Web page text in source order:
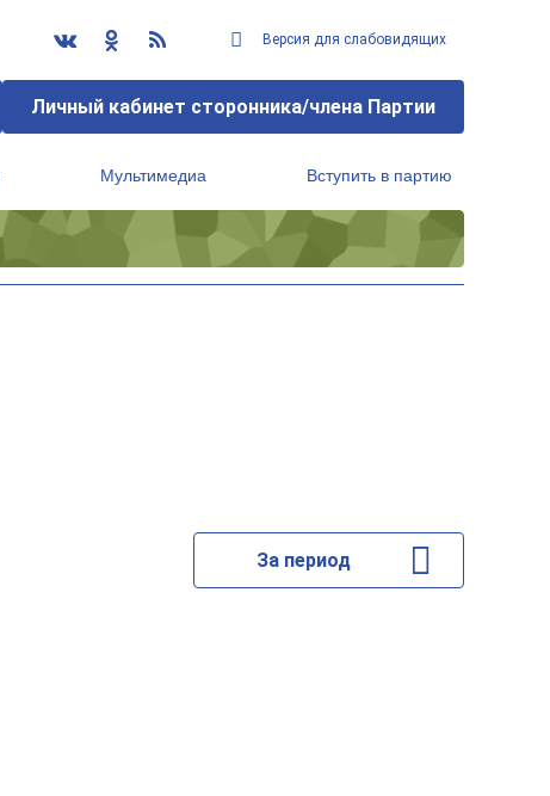
Версия для слабовидящих
Личный кабинет сторонника/члена Партии
Мультимедиа Вступить в партию
За период